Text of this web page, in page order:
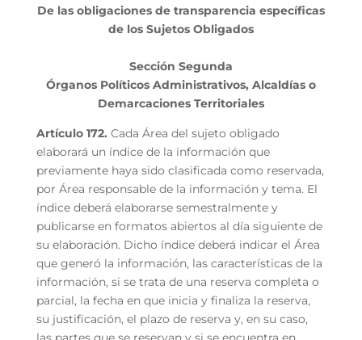
De las obligaciones de transparencia específicas
de los Sujetos Obligados
Sección Segunda
Órganos Políticos Administrativos, Alcaldías o
Demarcaciones Territoriales
Artículo 172. Cada Área del sujeto obligado
elaborará un índice de la información que
previamente haya sido clasificada como reservada,
por Área responsable de la información y tema. El
índice deberá elaborarse semestralmente y
publicarse en formatos abiertos al día siguiente de
su elaboración. Dicho índice deberá indicar el Área
que generó la información, las características de la
información, si se trata de una reserva completa o
parcial, la fecha en que inicia y finaliza la reserva,
su justificación, el plazo de reserva y, en su caso,